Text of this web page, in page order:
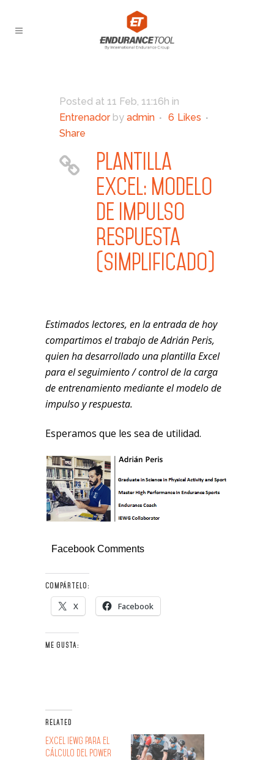
Posted at 11 Feb, 11:16h in
Entrenador by admin 6 Likes
Share
Plantilla
Excel: modelo
de impulso
respuesta
(simplificado)
Estimados lectores, en la entrada de hoy
compartimos el trabajo de Adrián Peris,
quien ha desarrollado una plantilla Excel
para el seguimiento / control de la carga
de entrenamiento mediante el modelo de
impulso y respuesta.
Esperamos que les sea de utilidad.
Facebook Comments
COMPÁRTELO:
X Facebook
ME GUSTA:
RELATED
Excel IEWG para el
cálculo del Power